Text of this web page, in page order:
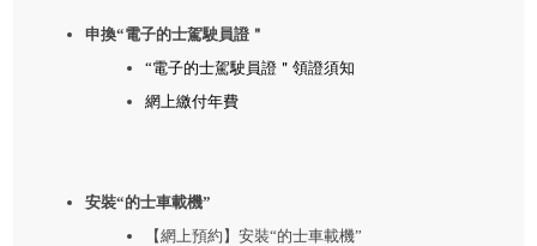
申換“電子的士駕駛員證＂
“電子的士駕駛員證＂領證須知
網上繳付年費
安裝“的士車載機”
【網上預約】安裝“的士車載機”